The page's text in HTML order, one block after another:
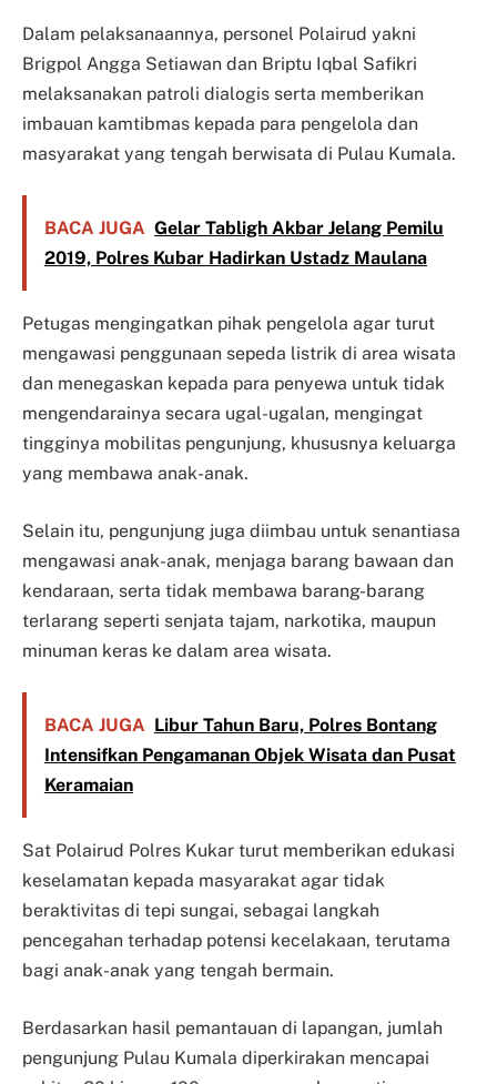
Dalam pelaksanaannya, personel Polairud yakni
Brigpol Angga Setiawan dan Briptu Iqbal Safikri
melaksanakan patroli dialogis serta memberikan
imbauan kamtibmas kepada para pengelola dan
masyarakat yang tengah berwisata di Pulau Kumala.
BACA JUGA Gelar Tabligh Akbar Jelang Pemilu
2019, Polres Kubar Hadirkan Ustadz Maulana
Petugas mengingatkan pihak pengelola agar turut
mengawasi penggunaan sepeda listrik di area wisata
dan menegaskan kepada para penyewa untuk tidak
mengendarainya secara ugal-ugalan, mengingat
tingginya mobilitas pengunjung, khususnya keluarga
yang membawa anak-anak.
Selain itu, pengunjung juga diimbau untuk senantiasa
mengawasi anak-anak, menjaga barang bawaan dan
kendaraan, serta tidak membawa barang-barang
terlarang seperti senjata tajam, narkotika, maupun
minuman keras ke dalam area wisata.
BACA JUGA Libur Tahun Baru, Polres Bontang
Intensifkan Pengamanan Objek Wisata dan Pusat
Keramaian
Sat Polairud Polres Kukar turut memberikan edukasi
keselamatan kepada masyarakat agar tidak
beraktivitas di tepi sungai, sebagai langkah
pencegahan terhadap potensi kecelakaan, terutama
bagi anak-anak yang tengah bermain.
Berdasarkan hasil pemantauan di lapangan, jumlah
pengunjung Pulau Kumala diperkirakan mencapai